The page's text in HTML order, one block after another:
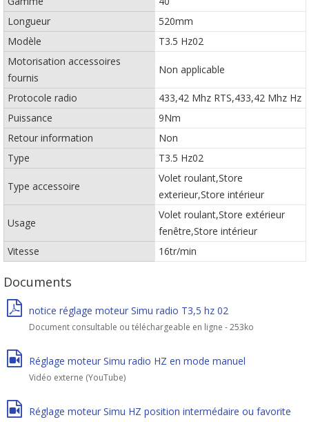
Longueur
520mm
Modèle
T3.5 Hz02
Motorisation accessoires
fournis
Non applicable
Protocole radio
433,42 Mhz RTS,433,42 Mhz Hz
Puissance
9Nm
Retour information
Non
Type
T3.5 Hz02
Type accessoire
Volet roulant,Store
exterieur,Store intérieur
Usage
Volet roulant,Store extérieur
fenêtre,Store intérieur
Vitesse
16tr/min
Documents
notice réglage moteur Simu radio T3,5 hz 02
Document consultable ou téléchargeable en ligne - 253ko
Réglage moteur Simu radio HZ en mode manuel
Vidéo externe (YouTube)
Réglage moteur Simu HZ position intermédaire ou favorite